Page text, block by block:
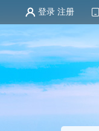
登录 注册